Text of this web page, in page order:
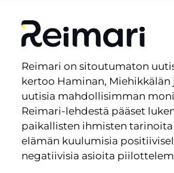
Reimari on sitoutumaton
kertoo Haminan, Miehikkälän
uutisia mahdollisimman
Reimari-lehdestä pääset
paikallisten ihmisten tarinoita
elämän kuulumisia
negatiivisia asioita